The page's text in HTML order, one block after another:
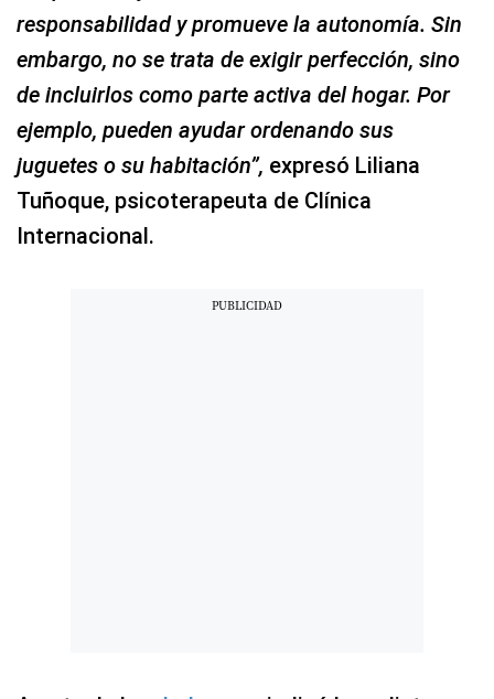
responsabilidad y promueve la autonomía. Sin
embargo, no se trata de exigir perfección, sino
de incluirlos como parte activa del hogar. Por
ejemplo, pueden ayudar ordenando sus
juguetes o su habitación”, expresó Liliana
Tuñoque, psicoterapeuta de Clínica
Internacional.